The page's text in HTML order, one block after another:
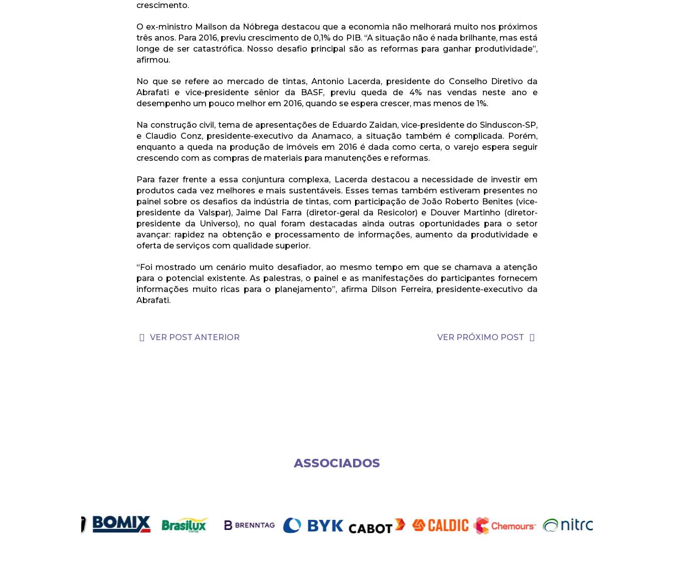
crescimento.
O ex-ministro Mailson da Nóbrega destacou que a economia não melhorará muito nos próximos
três anos. Para 2016, previu crescimento de 0,1% do PIB. “A situação não é nada brilhante, mas está
longe de ser catastrófica. Nosso desafio principal são as reformas para ganhar produtividade”,
afirmou.
No que se refere ao mercado de tintas, Antonio Lacerda, presidente do Conselho Diretivo da
Abrafati e vice-presidente sênior da BASF, previu queda de 4% nas vendas neste ano e
desempenho um pouco melhor em 2016, quando se espera crescer, mas menos de 1%.
Na construção civil, tema de apresentações de Eduardo Zaidan, vice-presidente do Sinduscon-SP,
e Claudio Conz, presidente-executivo da Anamaco, a situação também é complicada. Porém,
enquanto a queda na produção de imóveis em 2016 é dada como certa, o varejo espera seguir
crescendo com as compras de materiais para manutenções e reformas.
Para fazer frente a essa conjuntura complexa, Lacerda destacou a necessidade de investir em
produtos cada vez melhores e mais sustentáveis. Esses temas também estiveram presentes no
painel sobre os desafios da indústria de tintas, com participação de João Roberto Benites (vice-
presidente da Valspar), Jaime Dal Farra (diretor-geral da Resicolor) e Douver Martinho (diretor-
presidente da Universo), no qual foram destacadas ainda outras oportunidades para o setor
avançar: rapidez na obtenção e processamento de informações, aumento da produtividade e
oferta de serviços com qualidade superior.
“Foi mostrado um cenário muito desafiador, ao mesmo tempo em que se chamava a atenção
para o potencial existente. As palestras, o painel e as manifestações do participantes fornecem
informações muito ricas para o planejamento”, afirma Dilson Ferreira, presidente-executivo da
Abrafati.
VER POST ANTERIOR VER PRÓXIMO POST
ASSOCIADOS